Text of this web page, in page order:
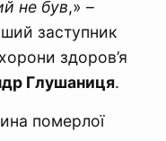
не був,» –
заступник
здоров’я
Глушаниця.
померлої